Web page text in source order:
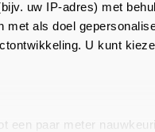
uw IP-adres) met
als doel
U kunt
een paar meter